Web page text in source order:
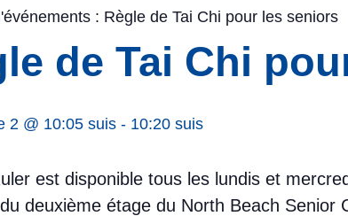
: Règle de Tai Chi pour les seniors
de Tai Chi
2 @ 10:05 suis - 10:20 suis
est disponible tous les lundis et
deuxième étage du North Beach Senior